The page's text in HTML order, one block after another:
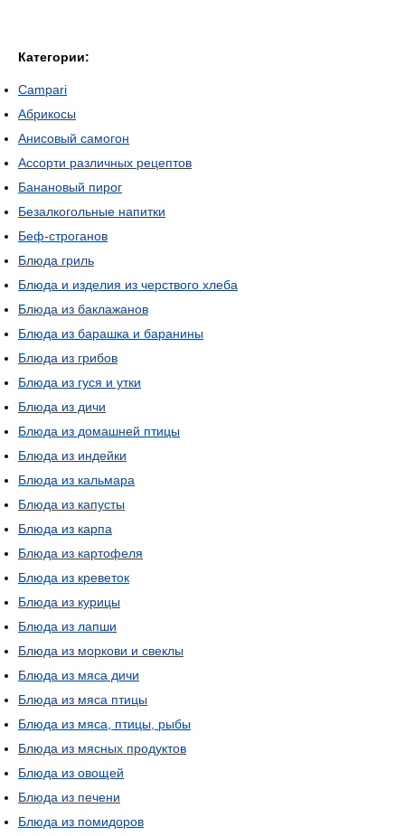
Категории:
Campari
Абрикосы
Анисовый самогон
Ассорти различных рецептов
Банановый пирог
Безалкогольные напитки
Беф-строганов
Блюда гриль
Блюда и изделия из черствого хлеба
Блюда из баклажанов
Блюда из барашка и баранины
Блюда из грибов
Блюда из гуся и утки
Блюда из дичи
Блюда из домашней птицы
Блюда из индейки
Блюда из кальмара
Блюда из капусты
Блюда из карпа
Блюда из картофеля
Блюда из креветок
Блюда из курицы
Блюда из лапши
Блюда из моркови и свеклы
Блюда из мяса дичи
Блюда из мяса птицы
Блюда из мяса, птицы, рыбы
Блюда из мясных продуктов
Блюда из овощей
Блюда из печени
Блюда из помидоров